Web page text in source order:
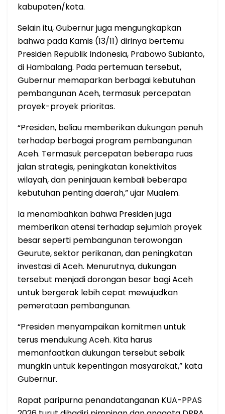
kabupaten/kota.
Selain itu, Gubernur juga mengungkapkan
bahwa pada Kamis (13/11) dirinya bertemu
Presiden Republik Indonesia, Prabowo Subianto,
di Hambalang. Pada pertemuan tersebut,
Gubernur memaparkan berbagai kebutuhan
pembangunan Aceh, termasuk percepatan
proyek-proyek prioritas.
“Presiden, beliau memberikan dukungan penuh
terhadap berbagai program pembangunan
Aceh. Termasuk percepatan beberapa ruas
jalan strategis, peningkatan konektivitas
wilayah, dan peninjauan kembali beberapa
kebutuhan penting daerah,” ujar Mualem.
Ia menambahkan bahwa Presiden juga
memberikan atensi terhadap sejumlah proyek
besar seperti pembangunan terowongan
Geurute, sektor perikanan, dan peningkatan
investasi di Aceh. Menurutnya, dukungan
tersebut menjadi dorongan besar bagi Aceh
untuk bergerak lebih cepat mewujudkan
pemerataan pembangunan.
“Presiden menyampaikan komitmen untuk
terus mendukung Aceh. Kita harus
memanfaatkan dukungan tersebut sebaik
mungkin untuk kepentingan masyarakat,” kata
Gubernur.
Rapat paripurna penandatanganan KUA-PPAS